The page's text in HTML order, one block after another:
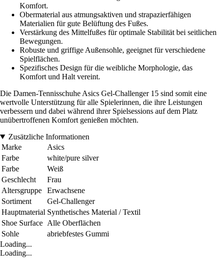
Komfort.
Obermaterial aus atmungsaktiven und strapazierfähigen
Materialien für gute Belüftung des Fußes.
Verstärkung des Mittelfußes für optimale Stabilität bei seitlichen
Bewegungen.
Robuste und griffige Außensohle, geeignet für verschiedene
Spielflächen.
Spezifisches Design für die weibliche Morphologie, das
Komfort und Halt vereint.
Die Damen-Tennisschuhe Asics Gel-Challenger 15 sind somit eine
wertvolle Unterstützung für alle Spielerinnen, die ihre Leistungen
verbessern und dabei während ihrer Spielsessions auf dem Platz
unübertroffenen Komfort genießen möchten.
Zusätzliche Informationen
Marke
Asics
Farbe
white/pure silver
Farbe
Weiß
Geschlecht
Frau
Altersgruppe
Erwachsene
Sortiment
Gel-Challenger
Hauptmaterial Synthetisches Material / Textil
Shoe Surface Alle Oberflächen
Sohle
abriebfestes Gummi
Loading...
Loading...